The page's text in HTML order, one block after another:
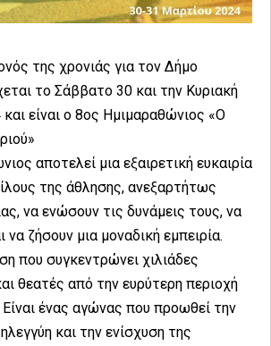
της χρονιάς για τον Δήμο
το Σάββατο 30 και την Κυριακή
είναι ο 8ος Ημιμαραθώνιος «Ο
αποτελεί μια εξαιρετική ευκαιρία
της άθλησης, ανεξαρτήτως
να ενώσουν τις δυνάμεις τους, να
να ζήσουν μια μοναδική εμπειρία.
που συγκεντρώνει χιλιάδες
θεατές από την ευρύτερη περιοχή
Είναι ένας αγώνας που προωθεί την
και την ενίσχυση της